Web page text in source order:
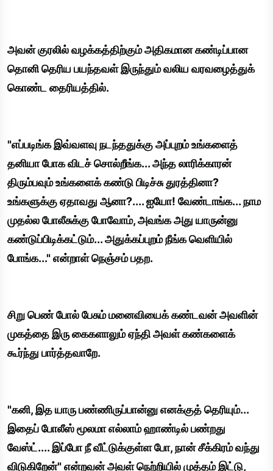
அவன் குரலில் வழக்கத்திற்கும் அதிகமான கண்டிப்பான
தொனி தெரிய பயந்தவள் இருந்தும் வலிய வரவழைத்துக்
கொண்ட தைரியத்தில்.
"எப்படிங்க இவ்வளவு நடந்ததுக்கு அப்புறம் உங்களைத்
தனியா போக விடச் சொல்றீங்க... அந்த லாரிக்காரன்
திரும்பவும் உங்களைக் கண்டு பிடிச்சு துரத்தினா?
உங்களுக்கு ஏதாவது ஆனா?.... ஐயோ! வேண்டாங்க... நாம
முதல்ல போலீசுக்கு போவோம், அவங்க அது யாருன்னு
கண்டுப்பிடிக்கட்டும்... அதுக்கப்புறம் நீங்க வெளியில்
போங்க..." என்றாள் நெஞ்சம் பதற.
சிறு பெண் போல் பேசும் மனைவியைக் கண்டவன் அவளின்
முகத்தை இரு கைகளாலும் ஏந்தி அவள் கண்களைக்
கூர்ந்து பார்த்தவாறே.
"கனி, இத யாரு பண்ணிருப்பான்னு எனக்குத் தெரியும்...
இதைப் போலீஸ் மூலமா எல்லாம் ஹாண்டில் பண்றது
வேஸ்ட்.... இப்போ நீ வீட்டுக்குள்ள போ, நான் சீக்கிரம் வந்து
விடுகிறேன்" என்றவன் அவள் நெற்றியில் முத்தம் இட்டு,